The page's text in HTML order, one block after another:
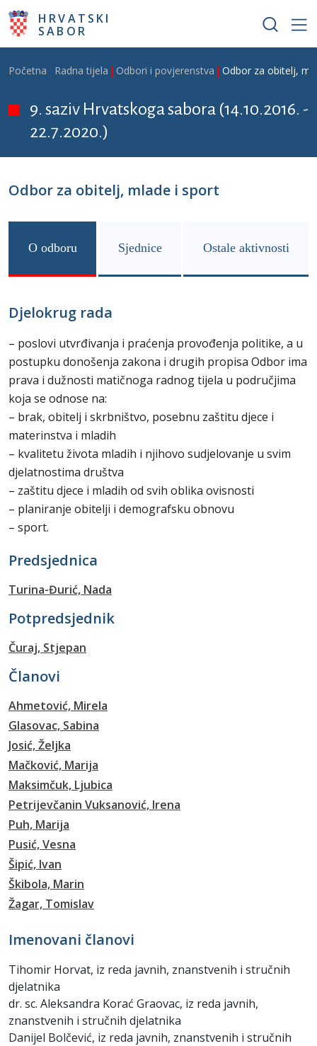
Skoči na glavni sadržaj
HRVATSKI
SABOR
Breadcrumb
Početna Radna tijela Odbori i povjerenstva Odbor za obitelj,
9. saziv Hrvatskoga sabora (14.10.2016. -
22.7.2020.)
Odbor za obitelj, mlade i sport
O odboru Sjednice Ostale aktivnosti
Djelokrug rada
– poslovi utvrđivanja i praćenja provođenja politike, a u
postupku donošenja zakona i drugih propisa Odbor ima
prava i dužnosti matičnoga radnog tijela u područjima
koja se odnose na:
– brak, obitelj i skrbništvo, posebnu zaštitu djece i
materinstva i mladih
– kvalitetu života mladih i njihovo sudjelovanje u svim
djelatnostima društva
– zaštitu djece i mladih od svih oblika ovisnosti
– planiranje obitelji i demografsku obnovu
– sport.
Predsjednica
Turina-Đurić, Nada
Potpredsjednik
Čuraj, Stjepan
Članovi
Ahmetović, Mirela
Glasovac, Sabina
Josić, Željka
Mačković, Marija
Maksimčuk, Ljubica
Petrijevčanin Vuksanović, Irena
Puh, Marija
Pusić, Vesna
Šipić, Ivan
Škibola, Marin
Žagar, Tomislav
Imenovani članovi
Tihomir Horvat, iz reda javnih, znanstvenih i stručnih
djelatnika
dr. sc. Aleksandra Korać Graovac, iz reda javnih,
znanstvenih i stručnih djelatnika
Danijel Bolčević, iz reda javnih, znanstvenih i stručnih